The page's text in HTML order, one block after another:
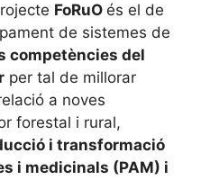
FoRuO és el de
de sistemes de
competències del
per tal de millorar
a noves
forestal i rural,
i transformació
i medicinals (PAM) i